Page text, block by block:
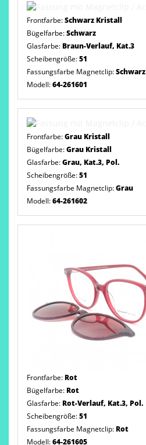
Frontfarbe:Schwarz Kristall
Bügelfarbe:Schwarz
Glasfarbe: Braun-Verlauf, Kat.3
Scheibengröße:51
Fassungsfarbe Magnetclip:Schwarz
Modell:64-261601
Frontfarbe:Grau Kristall
Bügelfarbe:Grau Kristall
Glasfarbe:Grau, Kat.3, Pol.
Scheibengröße:51
Fassungsfarbe Magnetclip:Grau
Modell:64-261602
Frontfarbe: Rot
Bügelfarbe: Rot
Glasfarbe: Rot-Verlauf, Kat.3, Pol.
Scheibengröße:51
Fassungsfarbe Magnetclip: Rot
Modell:64-261605